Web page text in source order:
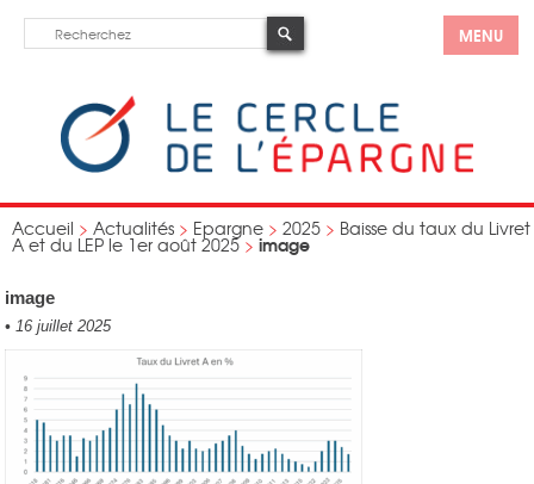
MENU
Accueil > Actualités > Epargne > 2025 > Baisse du taux du Livret
A et du LEP le 1er août 2025> image
image
• 16 juillet 2025